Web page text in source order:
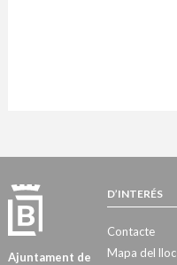
Ajuntament de
D’INTERÉS
Contacte
Mapa del lloc